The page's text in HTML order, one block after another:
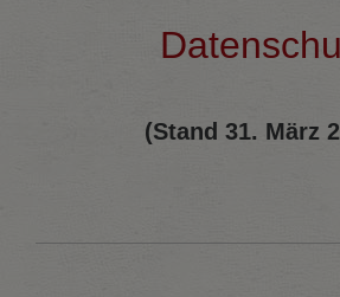
(Stand 31. März